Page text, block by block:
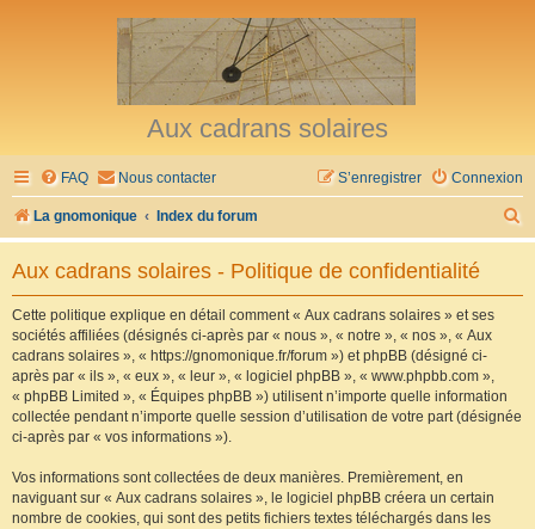
Aux cadrans solaires
FAQ Nous contacter Connexion
S’enregistrer
La gnomonique Index du forum
e
Aux cadrans solaires - Politique de confidentialité
Cette politique explique en détail comment « Aux cadrans solaires » et ses
sociétés affiliées (désignés ci-après par « nous », « notre », « nos », « Aux
cadrans solaires », « https://gnomonique.fr/forum ») et phpBB (désigné ci-
après par « ils », « eux », « leur », « logiciel phpBB », « www.phpbb.com »,
« phpBB Limited », « Équipes phpBB ») utilisent n’importe quelle information
collectée pendant n’importe quelle session d’utilisation de votre part (désignée
ci-après par « vos informations »).
Vos informations sont collectées de deux manières. Premièrement, en
naviguant sur « Aux cadrans solaires », le logiciel phpBB créera un certain
nombre de cookies, qui sont des petits fichiers textes téléchargés dans les